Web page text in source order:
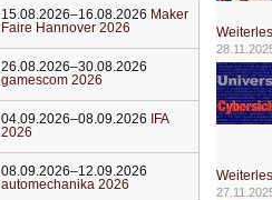
15.08.2026–16.08.2026 Maker
Faire Hannover 2026
26.08.2026–30.08.2026
gamescom 2026
04.09.2026–08.09.2026
IFA
2026
08.09.2026–12.09.2026
automechanika 2026